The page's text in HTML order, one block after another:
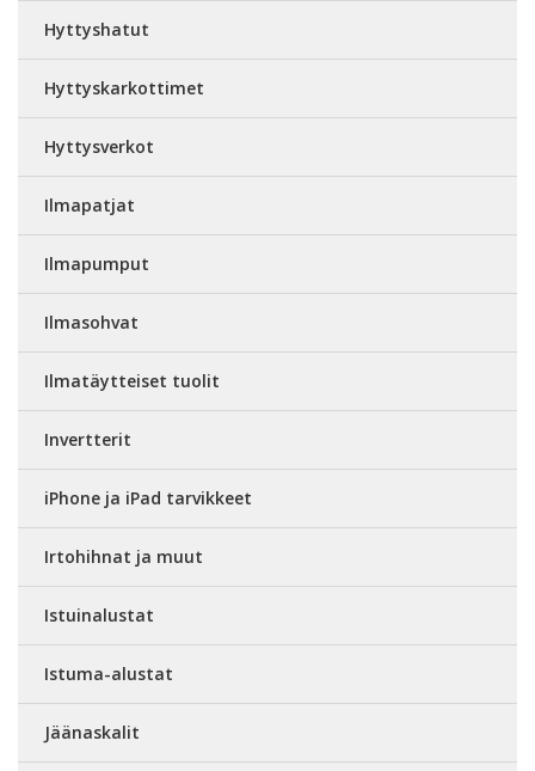
Hyttyshatut
Hyttyskarkottimet
Hyttysverkot
Ilmapatjat
Ilmapumput
Ilmasohvat
Ilmatäytteiset tuolit
Invertterit
iPhone ja iPad tarvikkeet
Irtohihnat ja muut
Istuinalustat
Istuma-alustat
Jäänaskalit